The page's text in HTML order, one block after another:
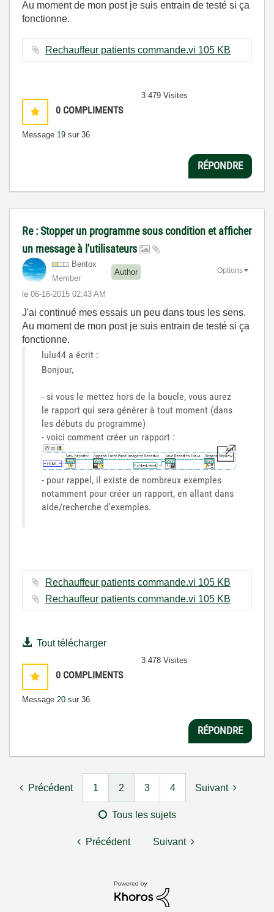
Au moment de mon post je suis entrain de testé si ça
fonctionne.
Rechauffeur patients commande.vi ‏105 KB
0 COMPLIMENTS
Message 19 sur 36
3 479 Visites
RÉPONDRE
Re : Stopper un programme sous condition et afficher
un message à l'utilisateurs
Bentox
Member
Author
le ‎06-16-2015 02:43 AM
Options
J'ai continué mes essais un peu dans tous les sens.
Au moment de mon post je suis entrain de testé si ça
fonctionne.
lulu44 a écrit :
Bonjour,
- si vous le mettez hors de la boucle, vous aurez
le rapport qui sera générer à tout moment (dans
les débuts du programme)
- voici comment créer un rapport :
- pour rappel, il existe de nombreux exemples
notamment pour créer un rapport, en allant dans
aide/recherche d'exemples.
Rechauffeur patients commande.vi ‏105 KB
Rechauffeur patients commande.vi ‏105 KB
Tout télécharger
0 COMPLIMENTS
Message 20 sur 36
3 478 Visites
RÉPONDRE
Précédent 1 2 3 4 Suivant
Tous les sujets
Précédent Suivant